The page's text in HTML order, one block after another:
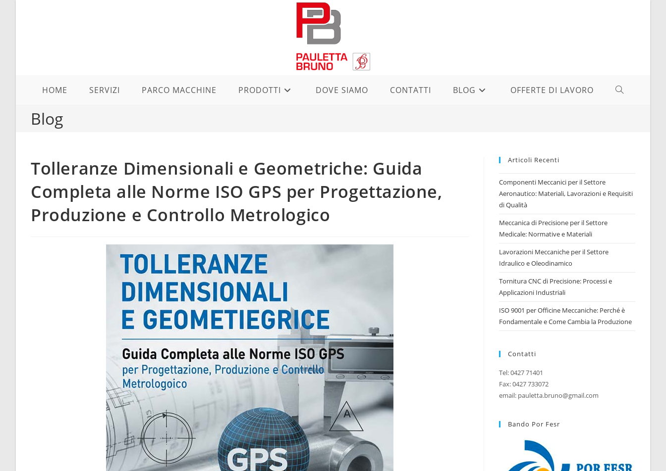
HOME SERVIZI PARCO MACCHINE PRODOTTI DOVE SIAMO CONTATTI BLOG OFFERTE DI LAVORO ATTIVA/
Blog
Tolleranze Dimensionali e Geometriche: Guida
Completa alle Norme ISO GPS per Progettazione,
Produzione e Controllo Metrologico
Articoli Recenti
Componenti Meccanici per il Settore
Aeronautico: Materiali, Lavorazioni e Requisiti
di Qualità
Meccanica di Precisione per il Settore
Medicale: Normative e Materiali
Lavorazioni Meccaniche per il Settore
Idraulico e Oleodinamico
Tornitura CNC di Precisione: Processi e
Applicazioni Industriali
ISO 9001 per Officine Meccaniche: Perché è
Fondamentale e Come Cambia la Produzione
Contatti
Tel: 0427 71401
Fax: 0427 733072
email: pauletta.bruno@gmail.com
Bando Por Fesr